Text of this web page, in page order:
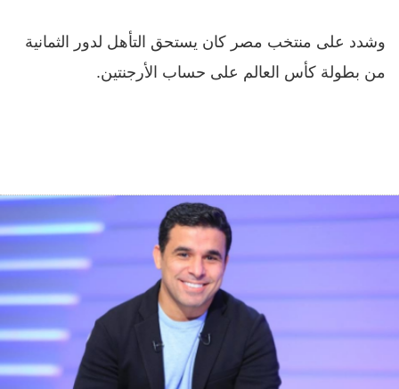
وشدد على منتخب مصر كان يستحق التأهل لدور الثمانية
من بطولة كأس العالم على حساب الأرجنتين.